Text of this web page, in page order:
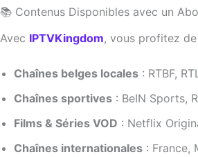
📚 Contenus Disponibles avec un
Avec IPTVKingdom, vous profitez de
Chaînes belges locales : RTBF,
Chaînes sportives : BeIN Sports,
Films & Séries VOD : Netflix
Chaînes internationales : France,